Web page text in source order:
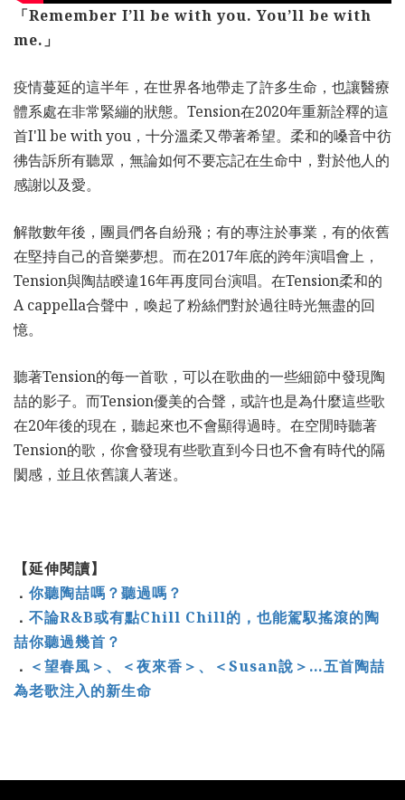
「Remember I’ll be with you. You’ll be with
me.」
疫情蔓延的這半年，在世界各地帶走了許多生命，也讓醫療
體系處在非常緊繃的狀態。Tension在2020年重新詮釋的這
首I'll be with you，十分溫柔又帶著希望。柔和的嗓音中彷
彿告訴所有聽眾，無論如何不要忘記在生命中，對於他人的
感謝以及愛。
解散數年後，團員們各自紛飛；有的專注於事業，有的依舊
在堅持自己的音樂夢想。而在2017年底的跨年演唱會上，
Tension與陶喆睽違16年再度同台演唱。在Tension柔和的
A cappella合聲中，喚起了粉絲們對於過往時光無盡的回
憶。
聽著Tension的每一首歌，可以在歌曲的一些細節中發現陶
喆的影子。而Tension優美的合聲，或許也是為什麼這些歌
在20年後的現在，聽起來也不會顯得過時。在空閒時聽著
Tension的歌，你會發現有些歌直到今日也不會有時代的隔
閡感，並且依舊讓人著迷。
【延伸閱讀】
． 你聽陶喆嗎？聽過嗎？
． 不論R&B或有點Chill Chill的，也能駕馭搖滾的陶
喆你聽過幾首？
． ＜望春風＞、＜夜來香＞、＜Susan說＞…五首陶喆
為老歌注入的新生命